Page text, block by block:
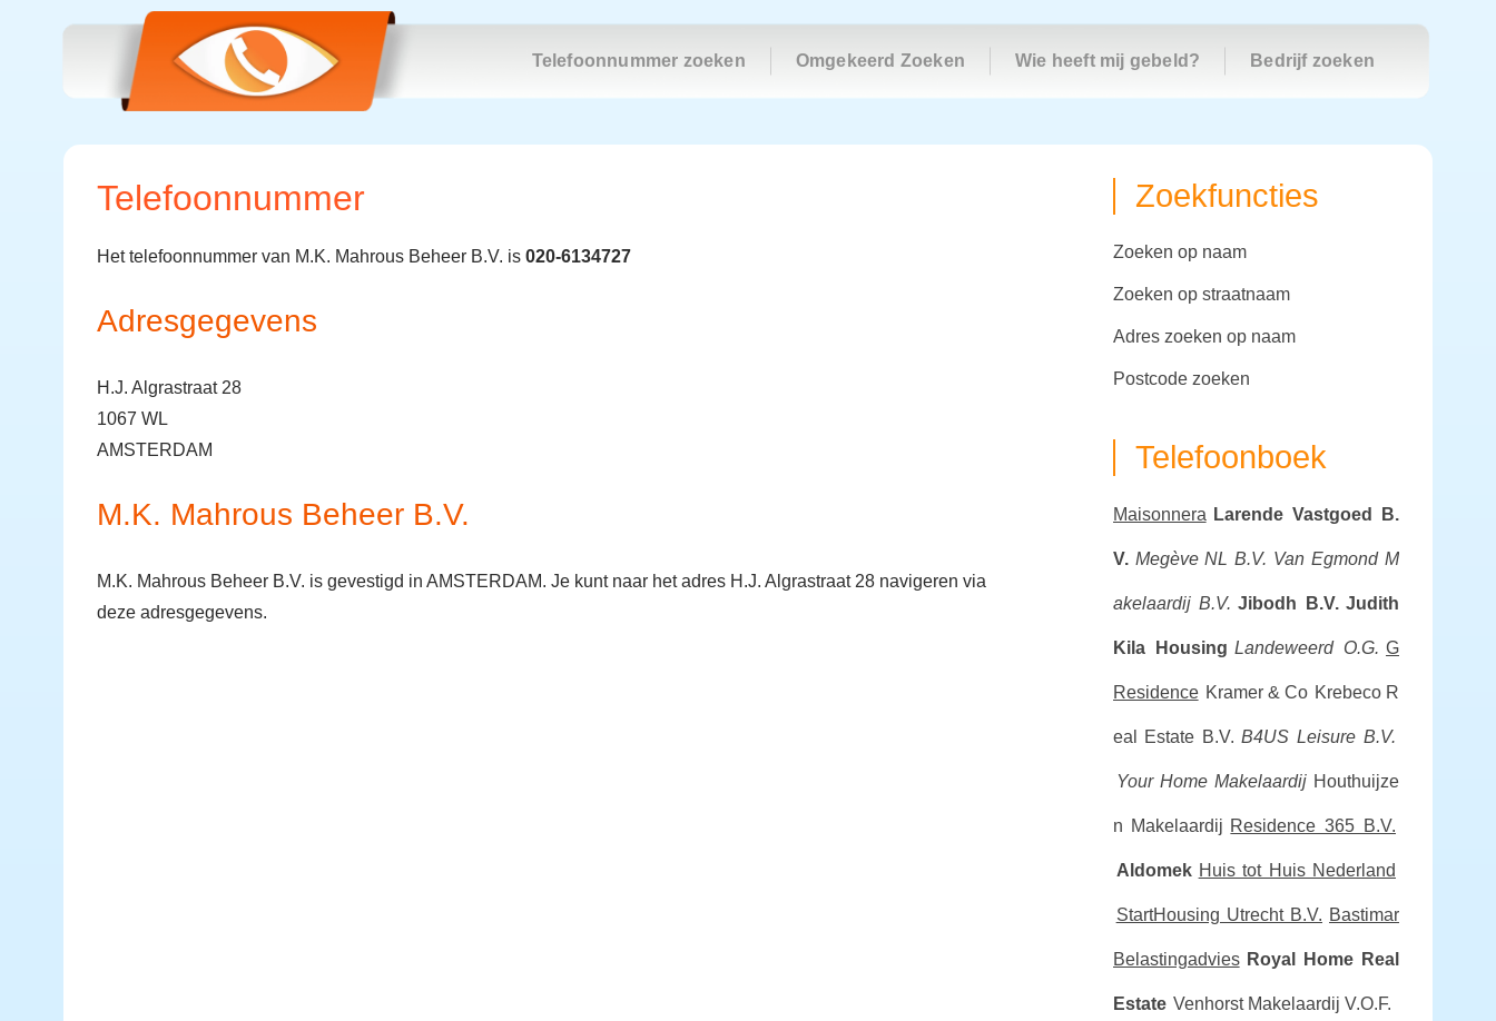
Telefoonnummer zoeken Omgekeerd Zoeken Wie heeft mij gebeld? Bedrijf zoeken
Telefoonnummer
Het telefoonnummer van M.K. Mahrous Beheer B.V. is 020-6134727
Adresgegevens
H.J. Algrastraat 28
1067 WL
AMSTERDAM
M.K. Mahrous Beheer B.V.
M.K. Mahrous Beheer B.V. is gevestigd in AMSTERDAM. Je kunt naar het adres H.J. Algrastraat 28 navigeren via
deze adresgegevens.
Zoekfuncties
zoeken op naam
zoeken op straatnaam
adres zoeken op naam
postcode zoeken
Telefoonboek
Maisonnera Larende Vastgoed B.
V. Megève NL B.V. Van Egmond M
akelaardij B.V. Jibodh B.V. Judith
Kila Housing Landeweerd O.G. G
Residence Kramer & Co Krebeco R
eal Estate B.V. B4US Leisure B.V.
Your Home Makelaardij Houthuijze
n Makelaardij Residence 365 B.V.
Aldomek Huis tot Huis Nederland
StartHousing Utrecht B.V. Bastimar
Belastingadvies Royal Home Real
Estate Venhorst Makelaardij V.O.F.